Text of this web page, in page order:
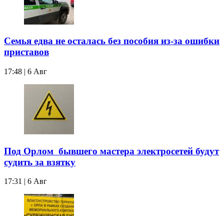
Семья едва не осталась без пособия из-за ошибки
приставов
17:48 | 6 Авг
Под Орлом бывшего мастера электросетей будут
судить за взятку
17:31 | 6 Авг